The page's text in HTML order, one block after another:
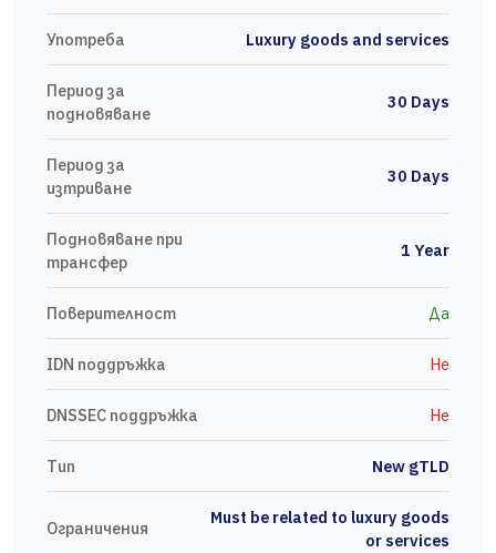
Употреба Luxury goods and services
Период за
подновяване
30 Days
Период за
изтриване
30 Days
Подновяване при
трансфер
1 Year
Поверителност Да
IDN поддръжка Не
DNSSEC поддръжка Не
Тип New gTLD
Ограничения
Must be related to luxury goods
or services